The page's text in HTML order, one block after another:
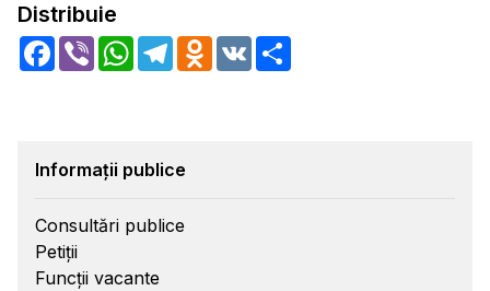
Distribuie
Facebook
Viber WhatsApp
TelegramOdnoklassniki
VK
Informații publice
Consultări publice
Petiții
Funcții vacante